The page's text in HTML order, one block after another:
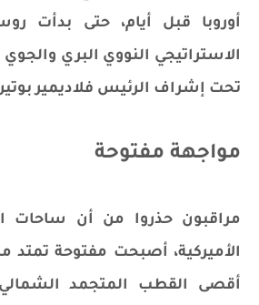
أوروبا قبل أيام، حتى بدأت
الاستراتيجي النووي البري
تحت إشراف الرئيس فلاديمير
مواجهة مفتوحة
مراقبون حذروا من أن ساحات
الأميركية، أصبحت مفتوحة تمتد
أقصى القطب المتجمد